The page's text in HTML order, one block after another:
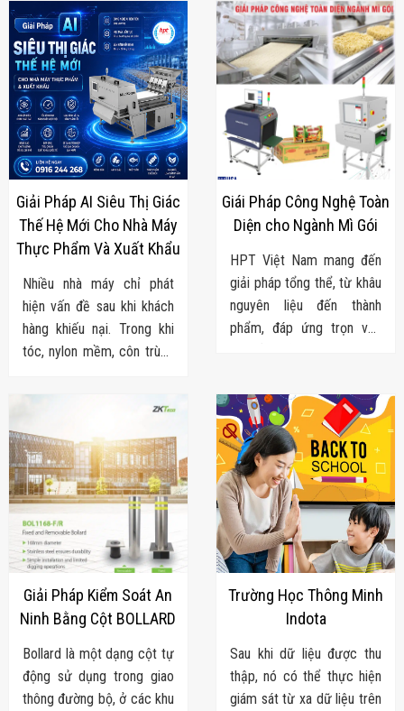
Loại Công
Nghiệp
Thiết Bị Công
Nghệ Cao
Ống Nhòm
Chuyên Dụng
Đo Lực - Sức
Căng - Sức
Nén
Máy Kiểm Tra
Khuyết Tật
Máy Kiểm Tra
Vết Nứt Sản
Phẩm
Máy Kiểm Tra
Bo Mạch Điện
Tử
Súng Bắn
Robot Tự Hành
Cổng Dò Kim
Loại
Máy Soi Hành
Lý (X-Ray)
Cổng Phân Làn
Tự Động
Nhận Diện
Khuôn Mặt
Hệ Thống Điện
Nhẹ
Thiết Bị Theo
Ngành
Thiết Bị Ngành
Thực Phẩm
Thiết Bị Ngành
Thực Phẩm
Matrixcope
Thiết Bị Ngành
Giải Pháp AI Siêu Thị Giác
Thế Hệ Mới Cho Nhà Máy
Thực Phẩm Và Xuất Khẩu
Nhiều nhà máy chỉ phát
hiện vấn đề sau khi khách
hàng khiếu nại. Trong khi
tóc, nylon mềm, côn trùng
sản phẩm là những lỗi
sót. Đâu là giải pháp khắc
phục triệt để?
Giái Pháp Công Nghệ Toàn
Diện cho Ngành Mì Gói
HPT Việt Nam mang đến
giải pháp tổng thể, từ khâu
nguyên liệu đến thành
phẩm, đáp ứng trọn vẹn
liền. Chúng tôi cung cấp từ
khâu nguyên liệu - sản xuất
- kiểm soát chất lượng -
đóng gói - kho vận.
Giải Pháp Kiểm Soát An
Ninh Bằng Cột BOLLARD
Bollard là một dạng cột tự
động sử dụng trong giao
thông đường bộ, ở các khu
Trường Học Thông Minh
Indota
Sau khi dữ liệu được thu
thập, nó có thể thực hiện
giám sát từ xa dữ liệu trên